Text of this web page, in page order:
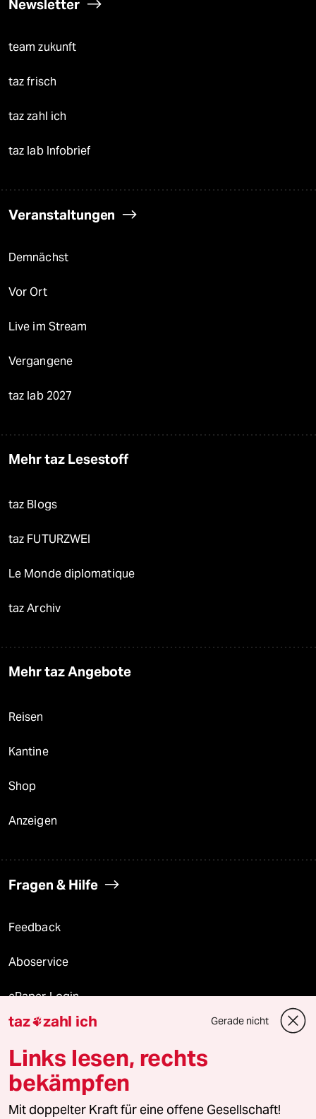
Newsletter
team zukunft
taz frisch
taz zahl ich
taz lab Infobrief
Veranstaltungen
Demnächst
Vor Ort
Live im Stream
Vergangene
taz lab 2027
Mehr taz Lesestoff
taz Blogs
taz FUTURZWEI
Le Monde diplomatique
taz Archiv
Mehr taz Angebote
Reisen
Kantine
Shop
Anzeigen
Fragen & Hilfe
Feedback
Aboservice
ePaper Login
Downloads für Abonnierende
© 2026 taz Verlags und Vertriebs GmbH
Alle Rechte vorbehalten. Bei rechtlichen Fragen oder für Genehmigungen
taz zahl ich Gerade nicht
Links lesen, rechts
bekämpfen
Mit doppelter Kraft für eine offene Gesellschaft!